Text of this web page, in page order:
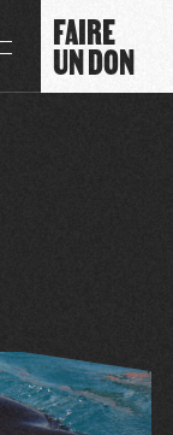
FAIRE
UN DON